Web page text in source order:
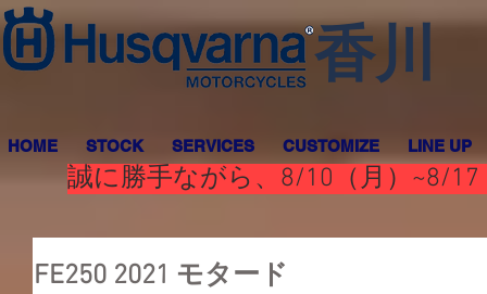
香川
HOME STOCK SERVICES CUSTOMIZE LINE UP
誠に勝手ながら、8/10（月）~8/
FE250 2021 モタード